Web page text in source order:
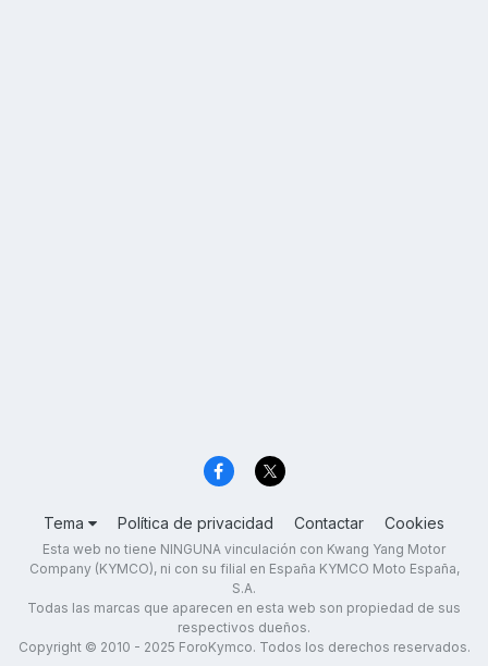
Tema Política de privacidad Contactar Cookies
Esta web no tiene NINGUNA vinculación con Kwang Yang Motor
Company (KYMCO), ni con su filial en España KYMCO Moto España,
S.A.
Todas las marcas que aparecen en esta web son propiedad de sus
respectivos dueños.
Copyright © 2010 - 2025 ForoKymco. Todos los derechos reservados.